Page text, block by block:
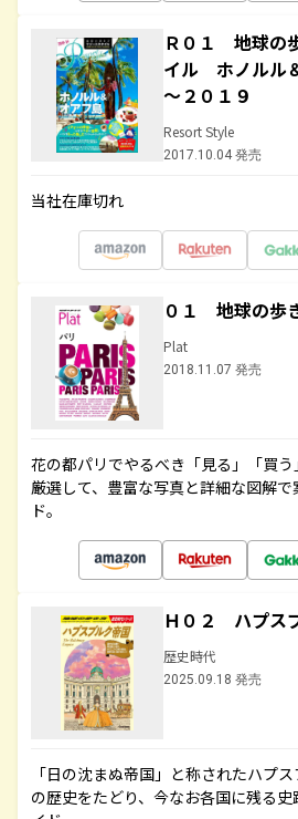
Ｒ０１ 地球の
イル ホノルル
～２０１９
Resort Style
2017.10.04 発売
当社在庫切れ
０１ 地球の
Plat
2018.11.07 発売
花の都パリでやるべき「見る」「買
厳選して、豊富な写真と詳細な図解
ド。
Ｈ０２ ハプス
歴史時代
2025.09.18 発売
「日の沈まぬ帝国」と称されたハプ
の歴史をたどり、今なお各国に残る